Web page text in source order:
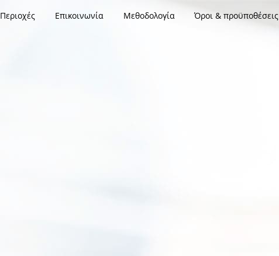
Περιοχές Επικοινωνία Μεθοδολογία Όροι & προϋποθέσεις